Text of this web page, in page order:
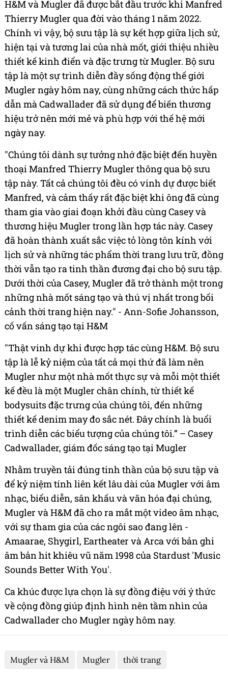
H&M và Mugler đã được bắt đầu trước khi Manfred
Thierry Mugler qua đời vào tháng 1 năm 2022.
Chính vì vậy, bộ sưu tập là sự kết hợp giữa lịch sử,
hiện tại và tương lai của nhà mốt, giới thiệu nhiều
thiết kế kinh điển và đặc trưng từ Mugler. Bộ sưu
tập là một sự trình diễn đầy sống động thế giới
Mugler ngày hôm nay, cùng những cách thức hấp
dẫn mà Cadwallader đã sử dụng để biến thương
hiệu trở nên mới mẻ và phù hợp với thế hệ mới
ngày nay.
"Chúng tôi dành sự tưởng nhớ đặc biệt đến huyền
thoại Manfred Thierry Mugler thông qua bộ sưu
tập này. Tất cả chúng tôi đều có vinh dự được biết
Manfred, và cảm thấy rất đặc biệt khi ông đã cùng
tham gia vào giai đoạn khởi đầu cùng Casey và
thương hiệu Mugler trong lần hợp tác này. Casey
đã hoàn thành xuất sắc việc tỏ lòng tôn kính với
lịch sử và những tác phẩm thời trang lưu trữ, đồng
thời vẫn tạo ra tinh thần đương đại cho bộ sưu tập.
Dưới thời của Casey, Mugler đã trở thành một trong
những nhà mốt sáng tạo và thú vị nhất trong bối
cảnh thời trang hiện nay." - Ann-Sofie Johansson,
cố vấn sáng tạo tại H&M
"Thật vinh dự khi được hợp tác cùng H&M. Bộ sưu
tập là lễ kỷ niệm của tất cả mọi thứ đã làm nên
Mugler như một nhà mốt thực sự và mỗi một thiết
kế đều là một Mugler chân chính, từ thiết kế
bodysuits đặc trưng của chúng tôi, đến những
thiết kế denim may đo sắc nét. Đây chính là buổi
trình diễn các biểu tượng của chúng tôi.” – Casey
Cadwallader, giám đốc sáng tạo tại Mugler
Nhằm truyền tải đúng tinh thần của bộ sưu tập và
để kỷ niệm tính liên kết lâu dài của Mugler với âm
nhạc, biểu diễn, sân khấu và văn hóa đại chúng,
Mugler và H&M đã cho ra mắt một video âm nhạc,
với sự tham gia của các ngôi sao đang lên -
Amaarae, Shygirl, Eartheater và Arca với bản ghi
âm bản hit khiêu vũ năm 1998 của Stardust 'Music
Sounds Better With You'.
Ca khúc được lựa chọn là sự đồng điệu với ý thức
về cộng đồng giúp định hình nên tầm nhìn của
Cadwallader cho Mugler ngày hôm nay.
Mugler và H&M Mugler thời trang